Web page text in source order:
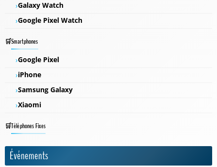
Galaxy Watch
Google Pixel Watch
Smartphones
Google Pixel
iPhone
Samsung Galaxy
Xiaomi
Téléphones Fixes
Événements